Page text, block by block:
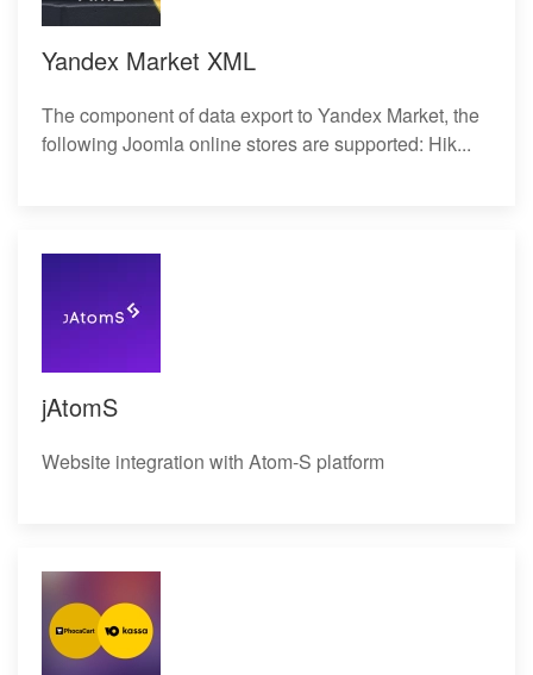
Yandex Market XML
The component of data export to Yandex Market, the
following Joomla online stores are supported: Hik...
jAtomS
Website integration with Atom-S platform